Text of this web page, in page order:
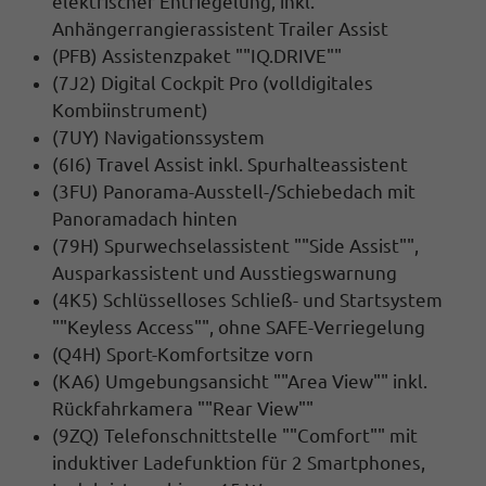
Anhängerrangierassistent Trailer Assist
(PFB) Assistenzpaket ""IQ.DRIVE""
(7J2) Digital Cockpit Pro (volldigitales
Kombiinstrument)
(7UY) Navigationssystem
(6I6) Travel Assist inkl. Spurhalteassistent
(3FU) Panorama-Ausstell-/Schiebedach mit
Panoramadach hinten
(79H) Spurwechselassistent ""Side Assist"",
Ausparkassistent und Ausstiegswarnung
(4K5) Schlüsselloses Schließ- und Startsystem
""Keyless Access"", ohne SAFE-Verriegelung
(Q4H) Sport-Komfortsitze vorn
(KA6) Umgebungsansicht ""Area View"" inkl.
Rückfahrkamera ""Rear View""
(9ZQ) Telefonschnittstelle ""Comfort"" mit
induktiver Ladefunktion für 2 Smartphones,